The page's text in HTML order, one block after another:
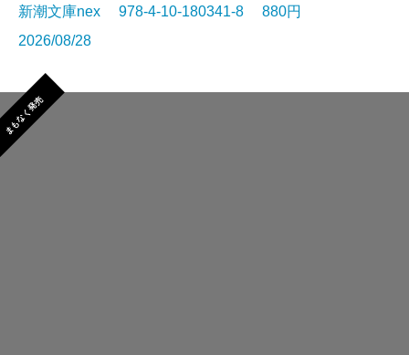
新潮文庫nex 978-4-10-180341-8 880円
2026/08/28
まもなく発売